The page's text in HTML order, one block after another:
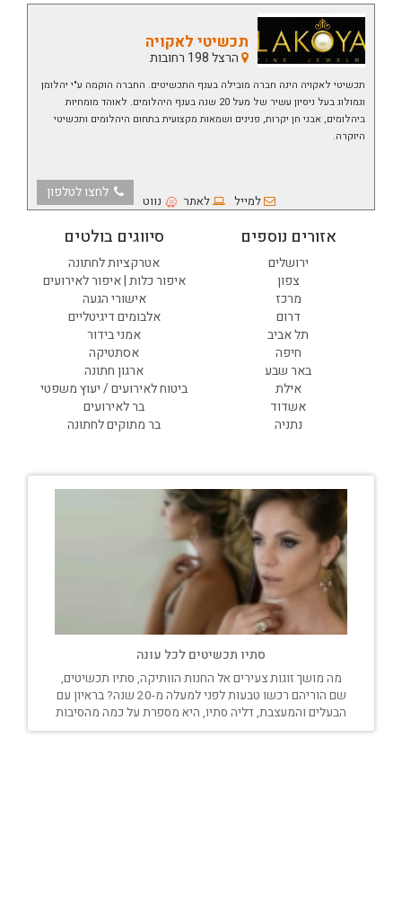
תכשיטי לאקויה
הרצל 198 רחובות
תכשיטי לאקויה הינה חברה מובילה בענף התכשיטים. החברה הוקמה ע"י יהלומן
וגמולוג בעל ניסיון עשיר של מעל 20 שנה בענף היהלומים. לאוהד מומחיות
ביהלומים, אבני חן יקרות, פנינים ושמאות מקצועית בתחום היהלומים ותכשיטי
היוקרה.
למייל לאתר נווט לחצו לטלפון
סיווגים בולטים
אטרקציות לחתונה
איפור כלות | איפור לאירועים
אישורי הגעה
אלבומים דיגיטליים
אמני בידור
אסתטיקה
ארגון חתונה
ביטוח לאירועים / יעוץ משפטי
בר לאירועים
בר מתוקים לחתונה
אזורים נוספים
ירושלים
צפון
מרכז
דרום
תל אביב
חיפה
באר שבע
אילת
אשדוד
נתניה
סתיו תכשיטים לכל עונה
מה מושך זוגות צעירים אל החנות הוותיקה, סתיו תכשיטים,
שם הוריהם רכשו טבעות לפני למעלה מ-20 שנה? בראיון עם
הבעלים והמעצבת, דליה סתיו, היא מספרת על כמה מהסיבות